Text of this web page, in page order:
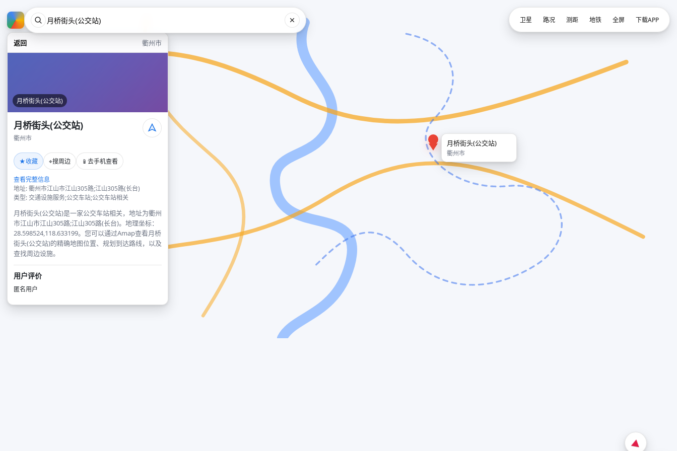
返回 衢州市
月桥街头(公交站)
月桥街头(公交站)
衢州市
★收藏 ⌖搜周边 📱 去手机查看
查看完整信息
地址: 衢州市江山市江山305路;江山305路(长台)
类型: 交通设施服务;公交车站;公交车站相关
月桥街头(公交站)是一家公交车站相关，地址为衢州
市江山市江山305路;江山305路(长台)。地理坐标：
28.598524,118.633199。您可以通过Amap查看月桥
街头(公交站)的精确地图位置、规划到达路线，以及
查找周边设施。
用户评价
匿名用户
月桥街头(公交站)
衢州市
卫星 路况 测距 地铁 全屏 下载APP